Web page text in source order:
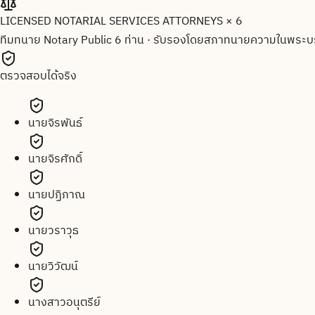
LICENSED NOTARIAL SERVICES ATTORNEYS × 6
ทีมทนาย Notary Public 6 ท่าน· รับรองโดยสภาทนายความในพระ
ตรวจสอบได้จริง
นายจิรพันธ์
นายจิรศักดิ์
นายปฏิภาณ
นายวราวุธ
นายวิวัฒน์
นางสาวอนุตรีย์